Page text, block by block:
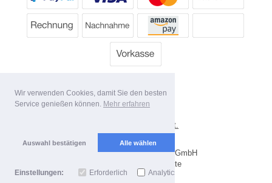
Wir verwenden Cookies, damit Sie den besten
Service genießen können. Mehr erfahren
Auswahl bestätigen Alle wählen
Einstellungen: Erforderlich Analytics
Alle Preise inkl. MwSt.
Lieferbedingungen
Copyright 2026 by Dartpoint GmbH
Mobile Shop by Shopgate